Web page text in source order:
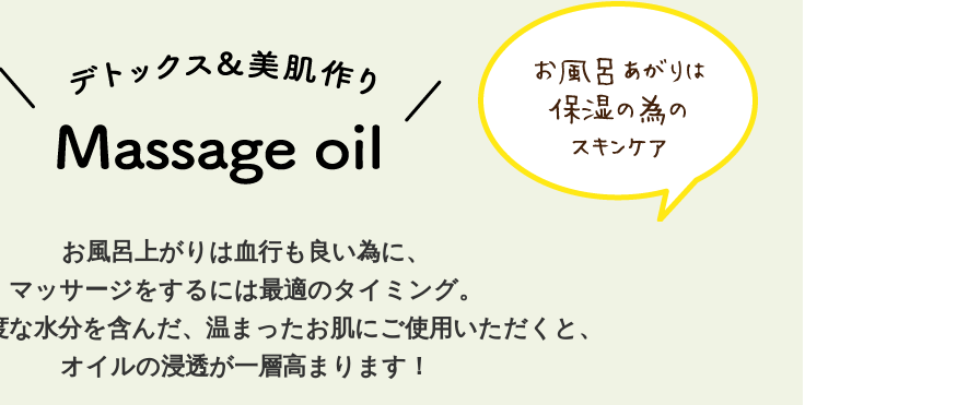
お風呂上がりは血行も良い為に、
マッサージをするには最適のタイミング。
な水分を含んだ、温まったお肌にご使用いただくと、
オイルの浸透が一層高まります！